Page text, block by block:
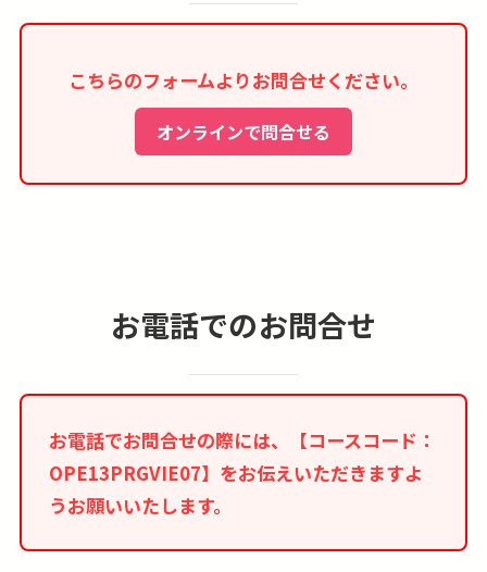
が多く、バスタブ付きのお部屋の事前確約は出来
■本コースはインターネット限定商品のため、紙
媒体等のツアーパンフレットはございません。
■行き、もしくは帰りに乗継都市「ドバイ」での
途中降機も可能です。詳しくはお問合せ下さい。
こちらのフォームよりお問合せください。
オンラインで問合せる
お電話でのお問合せ
お電話でお問合せの際には、【コースコード：
OPE13PRGVIE07】をお伝えいただきますよ
うお願いいたします。